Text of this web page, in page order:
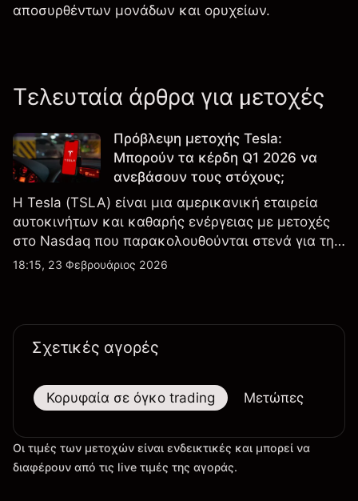
αποσυρθέντων μονάδων και ορυχείων.
Τελευταία άρθρα για μετοχές
Πρόβλεψη μετοχής Tesla:
Μπορούν τα κέρδη Q1 2026 να
ανεβάσουν τους στόχους;
Η Tesla (TSLA) είναι μια αμερικανική εταιρεία
αυτοκινήτων και καθαρής ενέργειας με μετοχές
στο Nasdaq που παρακολουθούνται στενά για την
απόδοση κερδών, τα δεδομένα παραδόσεων και
18:15, 23 Φεβρουάριος 2026
Σχετικές αγορές
Κορυφαία σε όγκο trading Μετώπες
Οι τιμές των μετοχών είναι ενδεικτικές και μπορεί να
διαφέρουν από τις live τιμές της αγοράς.